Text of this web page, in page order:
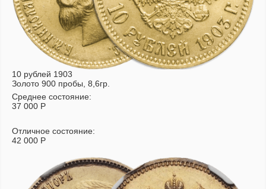
10 рублей 1903
Золото 900 пробы, 8,6гр.
Среднее состояние:
37 000 Р
Отличное состояние:
42 000 Р